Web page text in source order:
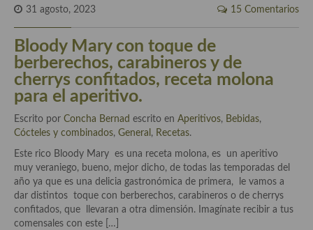
Cocina callejera
Cocina fusión
Cocinas de España
Cocina Andaluza
Cocina Aragonesa
Cocina Asturiana
Cocina Balear
31 agosto, 2023 15 Comentarios
Bloody Mary con toque de
berberechos, carabineros y de
cherrys confitados, receta molona
para el aperitivo.
Escrito por Concha Bernad escrito en Aperitivos, Bebidas,
Cócteles y combinados, General , Recetas.
Este rico Bloody Mary es una receta molona, es un aperitivo
muy veraniego, bueno, mejor dicho, de todas las temporadas del
año ya que es una delicia gastronómica de primera, le vamos a
dar distintos toque con berberechos, carabineros o de cherrys
confitados, que llevaran a otra dimensión. Imagínate recibir a tus
comensales con este […]